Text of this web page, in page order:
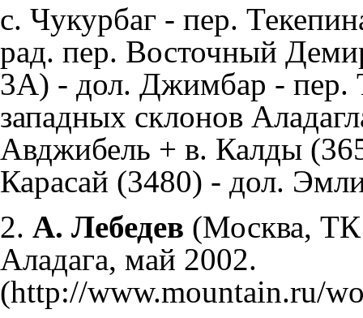
с. Чукурбаг - пер.
рад. пер. Восточный
3А) - дол. Джимбар - пер.
западных склонов
Авджибель + в. Калды
Карасай (3480) - дол.
2. А. Лебедев (Москва,
Аладага, май 2002.